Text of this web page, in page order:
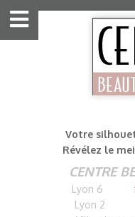
Votre
Révélez le
CENTRE
Lyon 6
Lyon 2